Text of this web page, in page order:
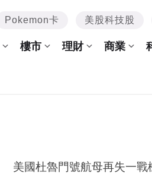
Pokemon卡 美股科技股
樓市 理財 商業
美國杜魯門號航母再失一戰